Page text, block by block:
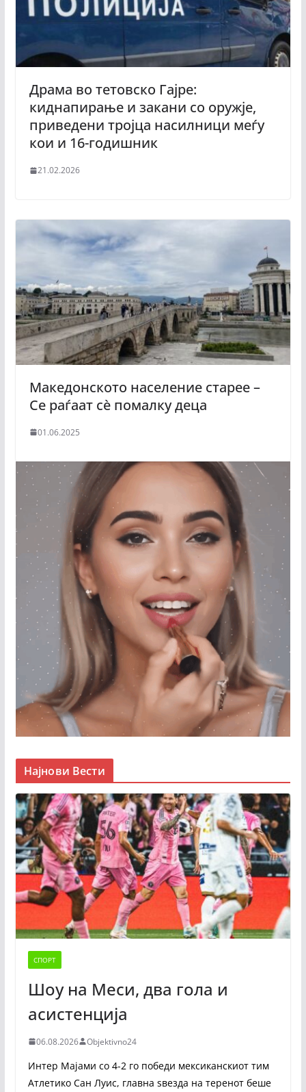
Драма во тетовско Гајре:
киднапирање и закани со оружје,
приведени тројца насилници меѓу
кои и 16-годишник
21.02.2026
Македонското население старее –
Се раѓаат сè помалку деца
01.06.2025
Најнови Вести
СПОРТ
Шоу на Меси, два гола и
асистенција
06.08.2026 Objektivno24
Интер Мајами со 4-2 го победи мексиканскиот тим
Атлетико Сан Луис, главна ѕвезда на теренот беше